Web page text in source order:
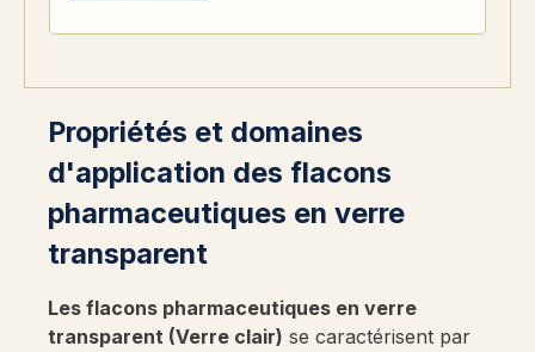
Propriétés et domaines
d'application des flacons
pharmaceutiques en verre
transparent
Les flacons pharmaceutiques en verre
transparent (Verre clair) se caractérisent par